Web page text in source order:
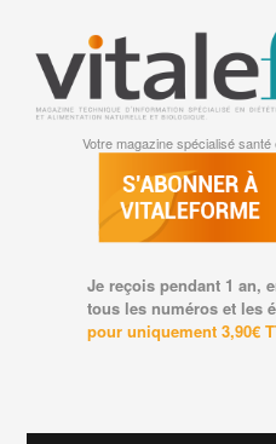
Votre magazine spécialisé
Je reçois pendant 1 an,
tous les numéros et les
pour uniquement 3,90€